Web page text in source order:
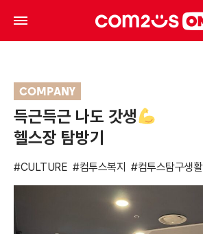
COMPANY
득근득근 나도 갓생
헬스장 탐방기
#CULTURE #컴투스복지 #컴투스탐구생활